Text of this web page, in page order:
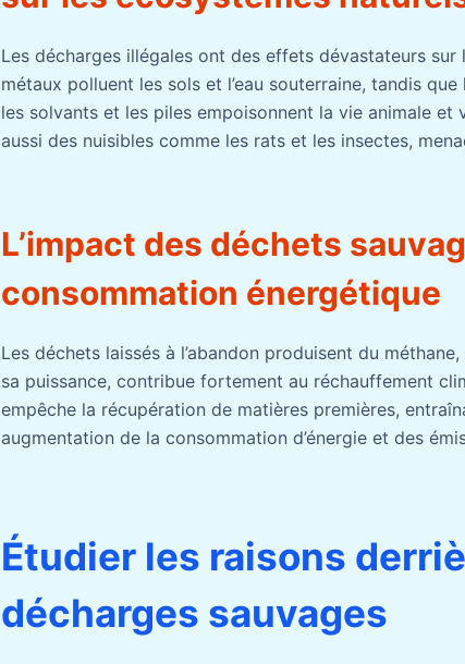
Les décharges illégales ont des effets dévastateurs
métaux polluent les sols et l’eau souterraine, tandis
les solvants et les piles empoisonnent la vie animale et
aussi des nuisibles comme les rats et les insectes,
L’impact des déchets
consommation énergétique
Les déchets laissés à l’abandon produisent du
sa puissance, contribue fortement au réchauffement
empêche la récupération de matières premières,
augmentation de la consommation d’énergie et des
Étudier les raisons
décharges sauvages